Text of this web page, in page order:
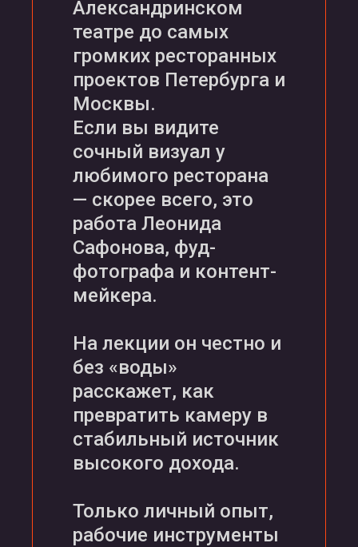
Александринском
театре до самых
громких ресторанных
проектов Петербурга и
Москвы.
Если вы видите
сочный визуал у
любимого ресторана
— скорее всего, это
работа Леонида
Сафонова, фуд-
фотографа и контент-
мейкера.
На лекции он честно и
без «воды»
расскажет, как
превратить камеру в
стабильный источник
высокого дохода.
Только личный опыт,
рабочие инструменты